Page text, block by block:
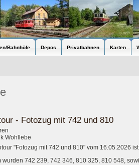
Bahnhöfe Depos Privatbahnen Karten
- Fotozug mit 742 und 810
Wohllebe
"Fotozug mit 742 und 810" vom 16.05.2026
wurden 742 239, 742 346, 810 325, 810 548,